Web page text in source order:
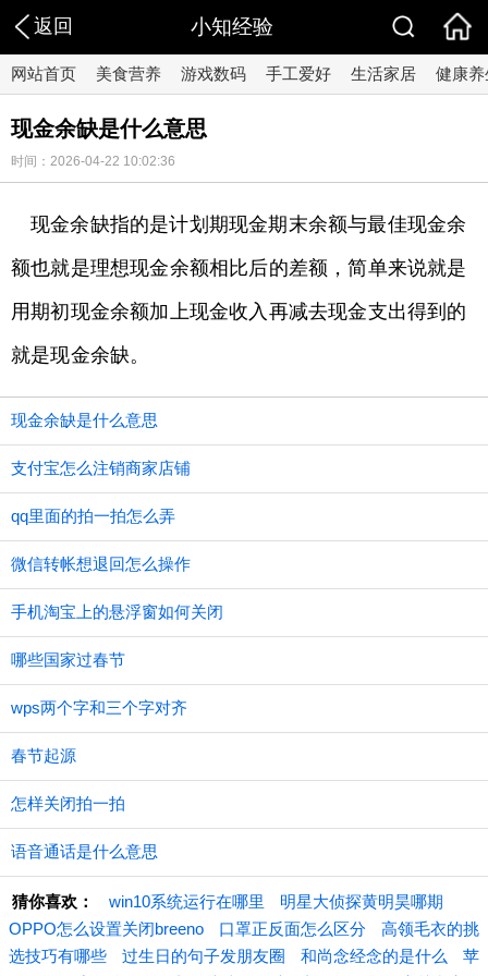
返回 小知经验
网站首页 美食营养 游戏数码 手工爱好 生活家居 健康养
现金余缺是什么意思
时间：2026-04-22 10:02:36
​现金余缺指的是计划期现金期末余额与最佳现金余
额也就是理想现金余额相比后的差额，简单来说就是
用期初现金余额加上现金收入再减去现金支出得到的
就是现金余缺。
现金余缺是什么意思
支付宝怎么注销商家店铺
qq里面的拍一拍怎么弄
微信转帐想退回怎么操作
手机淘宝上的悬浮窗如何关闭
哪些国家过春节
wps两个字和三个字对齐
春节起源
怎样关闭拍一拍
语音通话是什么意思
猜你喜欢： win10系统运行在哪里
明星大侦探黄明昊哪期
OPPO怎么设置关闭breeno
口罩正反面怎么区分
高领毛衣的挑
选技巧有哪些
过生日的句子发朋友圈 和尚念经念的是什么
苹